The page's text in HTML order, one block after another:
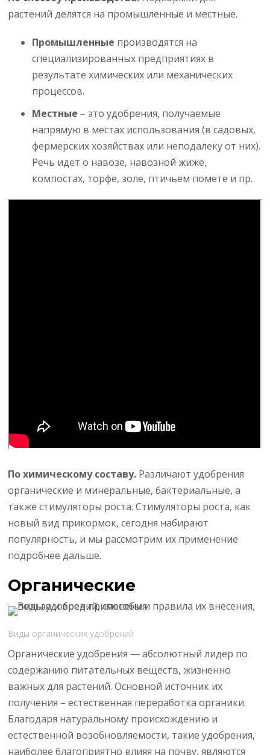
растений делятся на промышленные и местные.
Промышленные производятся на
специализированных предприятиях в
результате химических или механических
процессов.
Местные – это удобрения, получаемые
напрямую в местах использования (в садовых,
фермерских хозяйствах или неподалеку от них).
Речь идет о навозе, навозной жиже,
компостах, торфе, золе, птичьем помете и пр.
По химическому составу. Различают удобрения
органические и минеральные, бактериальные, а
также стимуляторы роста. Стимуляторы роста, как
новый вид прикормок, сегодня набирают
популярность, и мы рассмотрим их применение
подробнее дальше.
Органические
Виды органических удобрений
Органические удобрения — абсолютный лидер по
содержанию питательных веществ, жизненно
важных для растений. Основной источник их
получения – естественная переработка органики.
Благодаря натуральному происхождению и
естественной возобновляемости, такие удобрения,
наиболее благоприятно влияя на почву, являются